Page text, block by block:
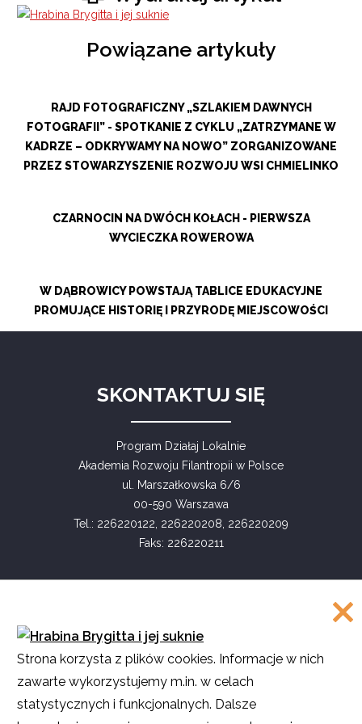
Powiązane artykuły
RAJD FOTOGRAFICZNY „SZLAKIEM DAWNYCH
FOTOGRAFII” - SPOTKANIE Z CYKLU „ZATRZYMANE W
KADRZE – ODKRYWAMY NA NOWO” ZORGANIZOWANE
PRZEZ STOWARZYSZENIE ROZWOJU WSI CHMIELINKO
CZARNOCIN NA DWÓCH KOŁACH - PIERWSZA
WYCIECZKA ROWEROWA
W DĄBROWICY POWSTAJĄ TABLICE EDUKACYJNE
PROMUJĄCE HISTORIĘ I PRZYRODĘ MIEJSCOWOŚCI
SKONTAKTUJ SIĘ
Program Działaj Lokalnie
Akademia Rozwoju Filantropii w Polsce
ul. Marszałkowska 6/6
00-590 Warszawa
Tel.: 226220122, 226220208, 226220209
Faks: 226220211
COPYRIGHT
Akademia Rozwoju Filantropii w Polsce
2016
Projekt i realizacja
Strona korzysta z plików cookies. Informacje w nich
zawarte wykorzystujemy m.in. w celach
statystycznych i funkcjonalnych. Dalsze